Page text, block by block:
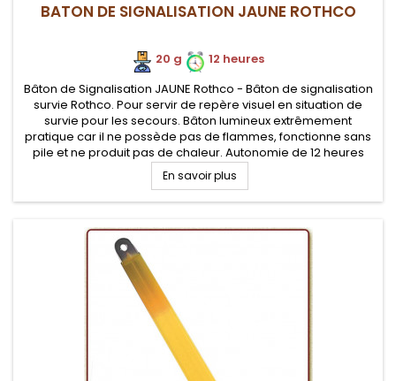
BATON DE SIGNALISATION JAUNE ROTHCO
20 g
12 heures
Bâton de Signalisation JAUNE Rothco - Bâton de signalisation
survie Rothco. Pour servir de repère visuel en situation de
survie pour les secours. Bâton lumineux extrêmement
pratique car il ne possède pas de flammes, fonctionne sans
pile et ne produit pas de chaleur. Autonomie de 12 heures
En savoir plus